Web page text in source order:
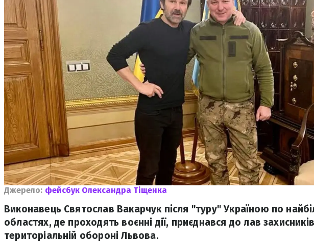
Джерело: фейсбук Олександра Тіщенка
Виконавець Святослав Вакарчук після "туру" Україною по
областях, де проходять воєнні дії, приєднався до лав
територіальній обороні Львова.